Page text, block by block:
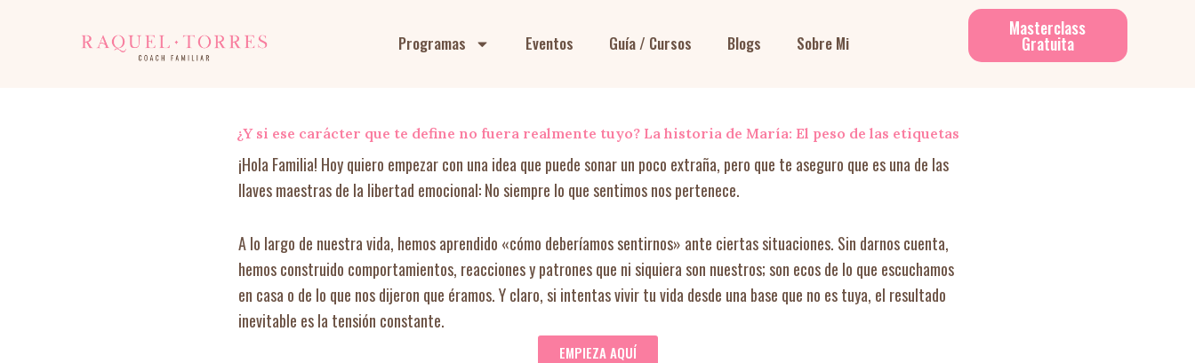
Programas Eventos Guía / Cursos Blogs Sobre Mi
Masterclass
Gratuita
¿Y si ese carácter que te define no fuera realmente tuyo? La historia de María: El peso de las etiquetas
¡Hola Familia! Hoy quiero empezar con una idea que puede sonar un poco extraña, pero que te aseguro que es una de las
llaves maestras de la libertad emocional: No siempre lo que sentimos nos pertenece.
A lo largo de nuestra vida, hemos aprendido «cómo deberíamos sentirnos» ante ciertas situaciones. Sin darnos cuenta,
hemos construido comportamientos, reacciones y patrones que ni siquiera son nuestros; son ecos de lo que escuchamos
en casa o de lo que nos dijeron que éramos. Y claro, si intentas vivir tu vida desde una base que no es tuya, el resultado
inevitable es la tensión constante.
EMPIEZA AQUÍ